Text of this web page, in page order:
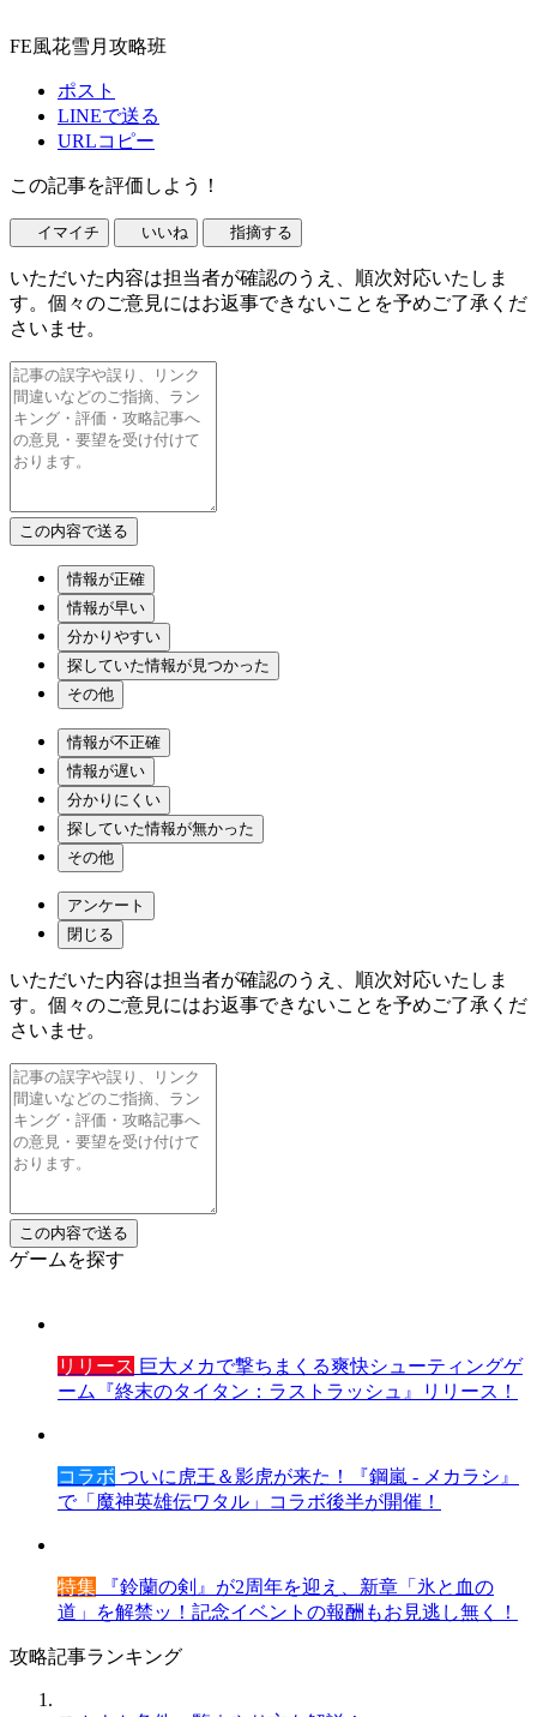
FE風花雪月攻略班
ポスト
LINEで送る
URLコピー
この記事を評価しよう！
イマイチ いいね 指摘する
いただいた内容は担当者が確認のうえ、順次対応いたしま
す。個々のご意見にはお返事できないことを予めご了承くだ
さいませ。
情報が正確
情報が早い
分かりやすい
探していた情報が見つかった
その他
情報が不正確
情報が遅い
分かりにくい
探していた情報が無かった
その他
アンケート
閉じる
いただいた内容は担当者が確認のうえ、順次対応いたしま
す。個々のご意見にはお返事できないことを予めご了承くだ
さいませ。
ゲームを探す
リリース 巨大メカで撃ちまくる爽快シューティングゲ
ーム『終末のタイタン：ラストラッシュ』リリース！
コラボ ついに虎王＆影虎が来た！『鋼嵐 - メカラシ』
で「魔神英雄伝ワタル」コラボ後半が開催！
特集 『鈴蘭の剣』が2周年を迎え、新章「氷と血の
道」を解禁ッ！記念イベントの報酬もお見逃し無く！
攻略記事ランキング